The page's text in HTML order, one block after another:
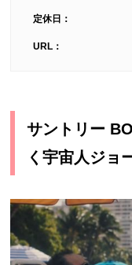
定休日：
URL：
サントリー
く宇宙人ジョ